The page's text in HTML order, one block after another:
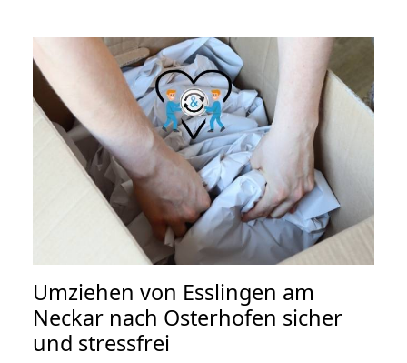
Umziehen von Esslingen am
Neckar nach Osterhofen sicher
und stressfrei